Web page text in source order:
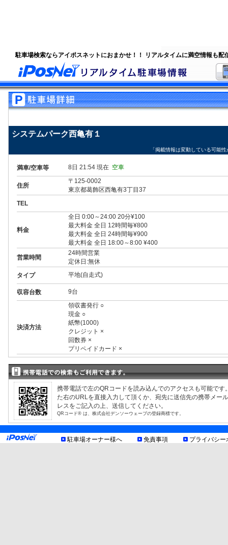
駐車場検索ならアイポスネットにおまかせ！！ リアルタイムに満空情報も配
システムパーク西亀有１
「掲載情報は変動している可能
満車/空車等 8日 21:54 現在 空車
住所
〒125-0002
東京都葛飾区西亀有3丁目37
TEL
料金
全日 0:00～24:00 20分¥100
最大料金 全日 12時間毎¥800
最大料金 全日 24時間毎¥900
最大料金 全日 18:00～8:00 ¥400
営業時間
24時間営業
定休日:無休
タイプ
平地(自走式)
収容台数 9台
決済方法
領収書発行 ○
現金 ○
紙幣(1000)
クレジット ×
回数券 ×
プリペイドカード ×
制限事項
3ナンバー ○
RV ○
1BOX ○
車室・車種により異なる制限有、現地利用規約等をご確
お知らせ
携帯電話で左のQRコードを読み込んでのアクセスも可能です
た右のURLを直接入力して頂くか、宛先に送信先の携帯メー
レスをご記入の上、送信してください。
QRコード® は、株式会社デンソーウェーブの登録商標です。
駐車場オーナー様へ 免責事項 プライバシー